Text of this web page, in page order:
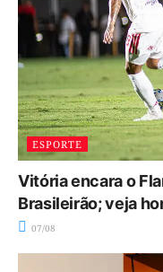
ESPORTE
Vitória encara o
Brasileirão; veja
07/08